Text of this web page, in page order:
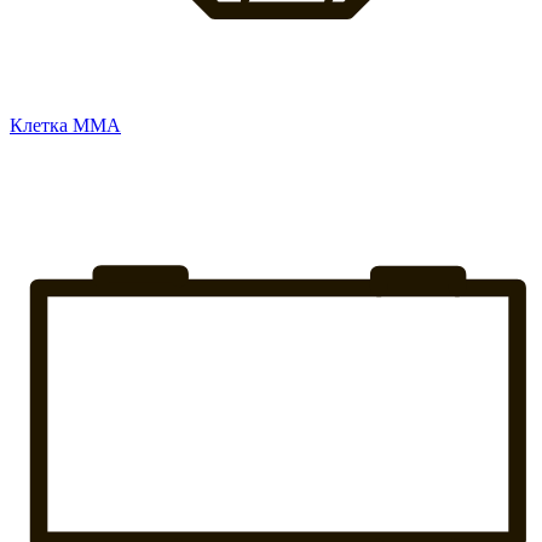
Клетка ММА